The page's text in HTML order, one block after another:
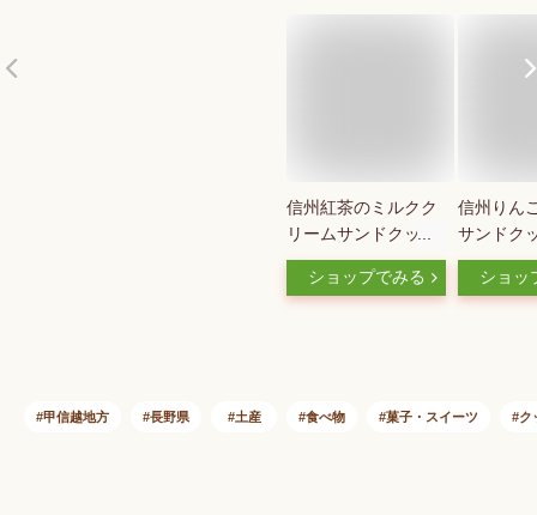
信州紅茶のミルクク
リームサンドクッキ
ー8個入大（信州長
野のお土産 お菓子
土産）
ショップでみる
信州りん
サンドク
入【送料
明細・の
バターサ
ショッ
甲信越地方 長野県 土産 食べ物 菓子・スイーツ ク